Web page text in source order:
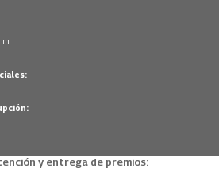
m
y entrega de premios: